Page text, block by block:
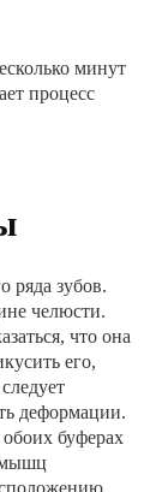
минут
процесс
ряда зубов.
челюсти.
что она
его,
деформации.
буферах
мышц